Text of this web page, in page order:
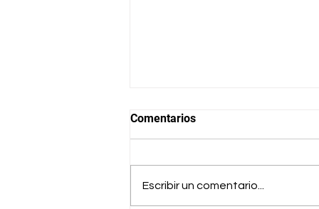
Comentarios
Escribir un comentario...